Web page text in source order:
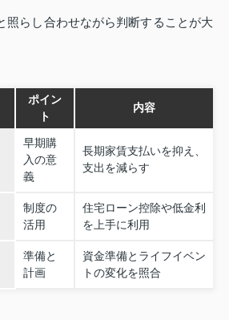
照らし合わせながら判断することが大
ポイン
ト
内容
早期購
入の意
義
長期家賃支払いを抑え、
支出を減らす
制度の
活用
住宅ローン控除や低金利
を上手に利用
準備と
計画
資金準備とライフイベン
トの変化を照合